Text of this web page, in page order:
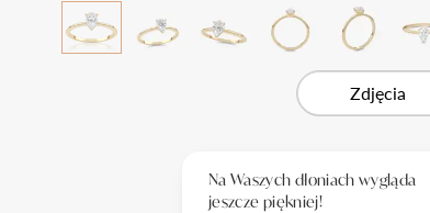
Zdjęcia
Na Waszych dłoniach wygląda
jeszcze piękniej!